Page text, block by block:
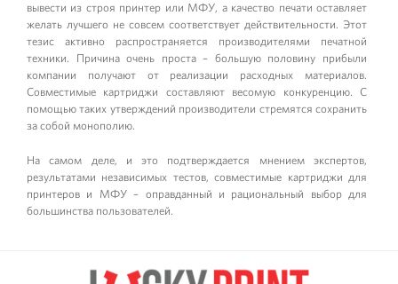
вывести из строя принтер или МФУ, а качество печати оставляет
желать лучшего не совсем соответствует действительности. Этот
тезис активно распространяется производителями печатной
техники. Причина очень проста – большую половину прибыли
компании получают от реализации расходных материалов.
Совместимые картриджи составляют весомую конкуренцию. С
помощью таких утверждений производители стремятся сохранить
за собой монополию.
На самом деле, и это подтверждается мнением экспертов,
результатами независимых тестов, совместимые картриджи для
принтеров и МФУ – оправданный и рациональный выбор для
большинства пользователей.